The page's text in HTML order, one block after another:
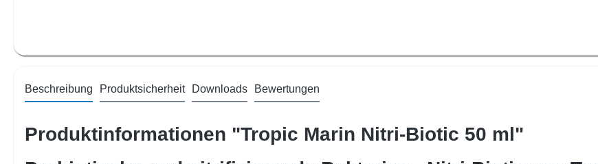
Beschreibung Produktsicherheit Downloads Bewertungen
Produktinformationen "Tropic Marin Nitri-Biotic 50 ml"